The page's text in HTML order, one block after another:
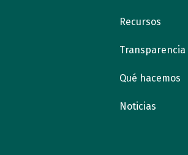
Recursos
Transparencia
Qué hacemos
Noticias